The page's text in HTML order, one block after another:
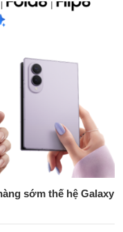
sớm thế hệ Galaxy